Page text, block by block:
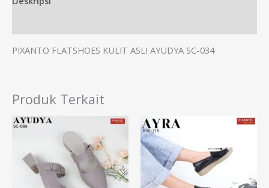
PIXANTO FLATSHOES KULIT ASLI AYUDYA SC-034
Produk Terkait